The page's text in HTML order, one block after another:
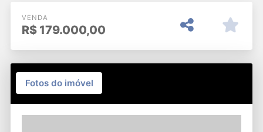
VENDA
R$179.000,00
Fotos do imóvel